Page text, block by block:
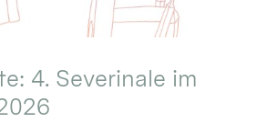
4. Severinale im